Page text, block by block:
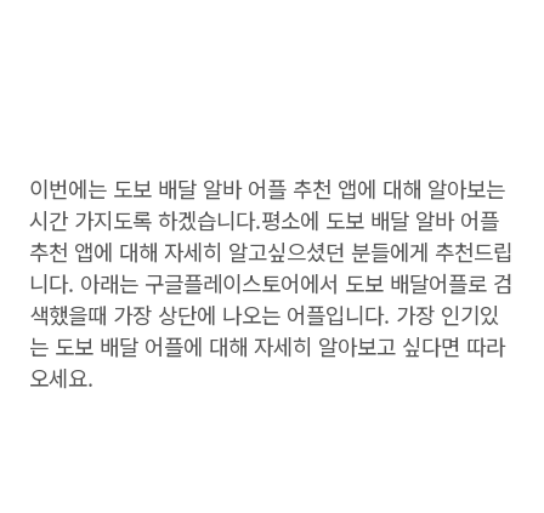
이번에는 도보 배달 알바 어플 추천 앱에 대해 알아보는
시간 가지도록 하겠습니다.평소에 도보 배달 알바 어플
추천 앱에 대해 자세히 알고싶으셨던 분들에게 추천드립
니다. 아래는 구글플레이스토어에서 도보 배달어플로 검
색했을때 가장 상단에 나오는 어플입니다. 가장 인기있
는 도보 배달 어플에 대해 자세히 알아보고 싶다면 따라
오세요.